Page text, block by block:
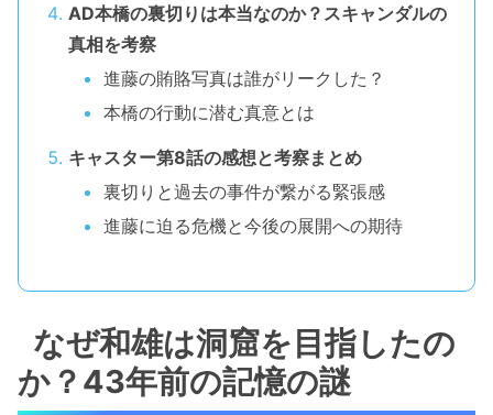
AD本橋の裏切りは本当なのか？スキャンダルの
真相を考察
進藤の賄賂写真は誰がリークした？
本橋の行動に潜む真意とは
キャスター第8話の感想と考察まとめ
裏切りと過去の事件が繋がる緊張感
進藤に迫る危機と今後の展開への期待
なぜ和雄は洞窟を目指したの
か？43年前の記憶の謎